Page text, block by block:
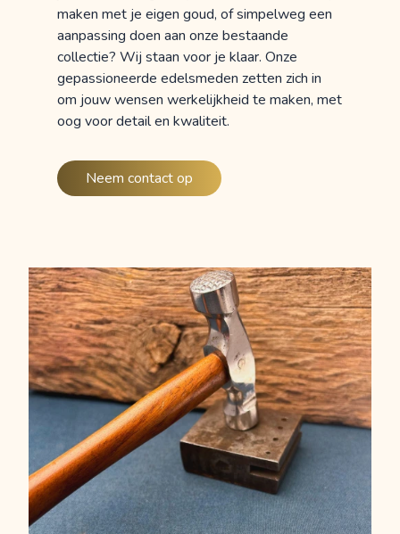
maken met je eigen goud, of simpelweg een
aanpassing doen aan onze bestaande
collectie? Wij staan voor je klaar. Onze
gepassioneerde edelsmeden zetten zich in
om jouw wensen werkelijkheid te maken, met
oog voor detail en kwaliteit.
Neem contact op